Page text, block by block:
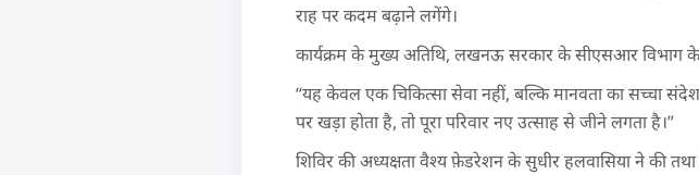
राह पर कदम बढ़ाने लगेंगे।
कार्यक्रम के मुख्य अतिथि, लखनऊ सरकार के सीएसआर
“यह केवल एक चिकित्सा सेवा नहीं, बल्कि मानवता का सच्चा
पर खड़ा होता है, तो पूरा परिवार नए उत्साह से जीने लगता है।”
शिविर की अध्यक्षता वैश्य फ़ेडरेशन के सुधीर हलवासिया ने की